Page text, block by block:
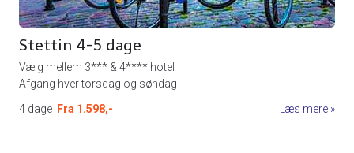
Stettin 4-5 dage
Vælg mellem 3*** & 4**** hotel
Afgang hver torsdag og søndag
4 dage Fra 1.598,- Læs mere